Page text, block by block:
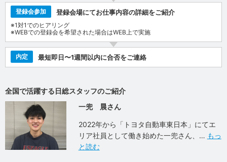
登録会参加 登録会場にてお仕事内容の詳細をご紹介
※1対1でのヒアリング
※WEBでの登録会を希望された場合はWEB上で実施
内定 最短即日〜1週間以内に合否をご連絡
全国で活躍する日総スタッフのご紹介
一兜 晨さん
2022年から「トヨタ自動車東日本」にてエ
リア社員として働き始めた一兜さん、
もっ
と読む